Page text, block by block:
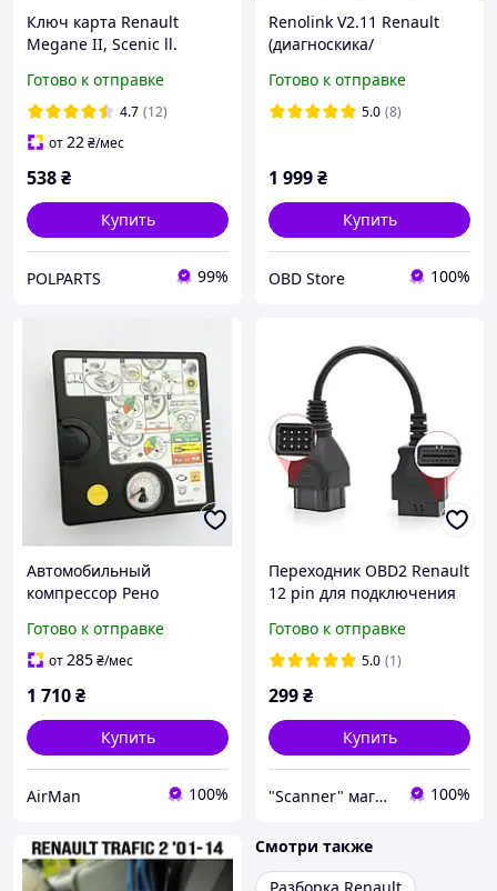
Ключ карта Renault
Megane II, Scenic ll.
Готово к отправке
4.7 (12)
от22₴/мес
538₴
Купить
POLPARTS 99%
Renolink V2.11 Renault
(диагноскика/
Renault)
Готово к отправке
5.0 (8)
1 999₴
Купить
OBD Store 100%
Автомобильный
компрессор Рено
Готово к отправке
от285₴/мес
1 710₴
Купить
AirMan 100%
Переходник OBD2 Renault
12 pin для подключения
(12pin - 16pin)
Готово к отправке
5.0 (1)
299₴
Купить
"Scanner" магазин автомобільної діагностики та аксесуарів 100%
Смотри также